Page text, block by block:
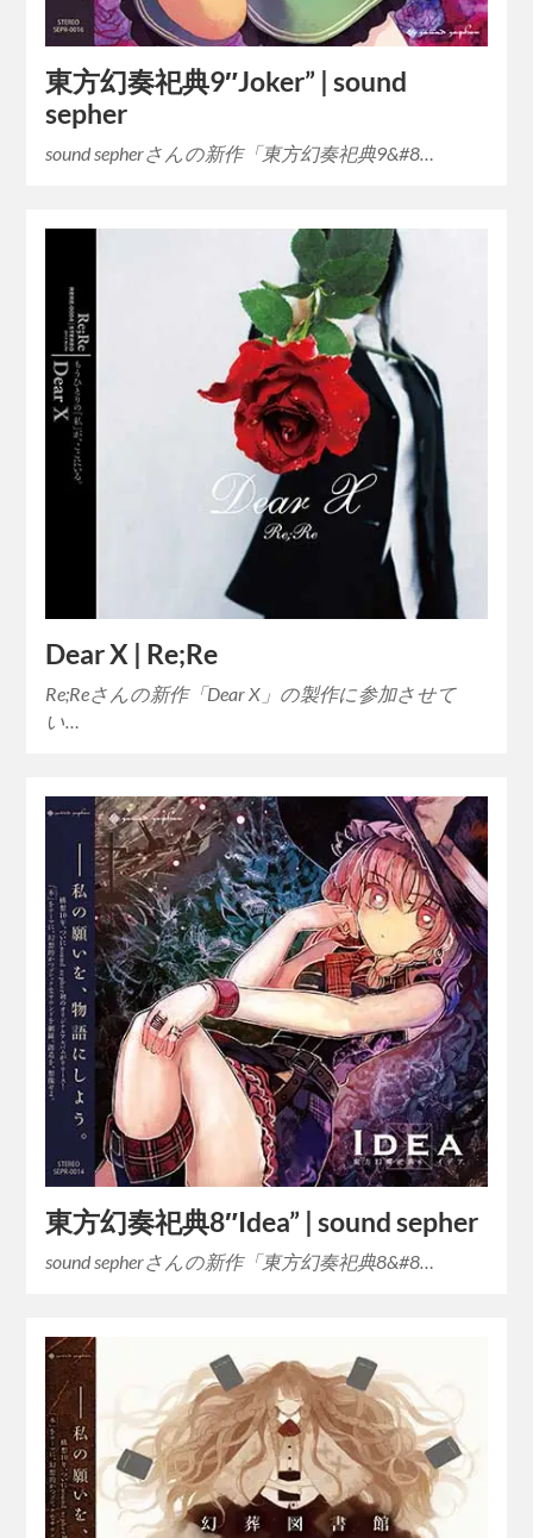
東方幻奏祀典9″Joker” | sound
sepher
sound sepherさんの新作「東方幻奏祀典9&#8…
Dear X | Re;Re
Re;Reさんの新作「Dear X」の製作に参加させて
い…
東方幻奏祀典8″Idea” | sound sepher
sound sepherさんの新作「東方幻奏祀典8&#8…